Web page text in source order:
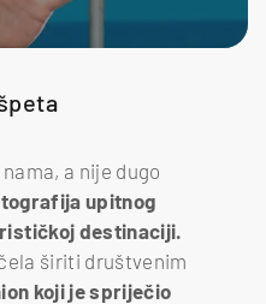
a nije dugo
upitnog
destinaciji.
širiti društvenim
koji je spriječio